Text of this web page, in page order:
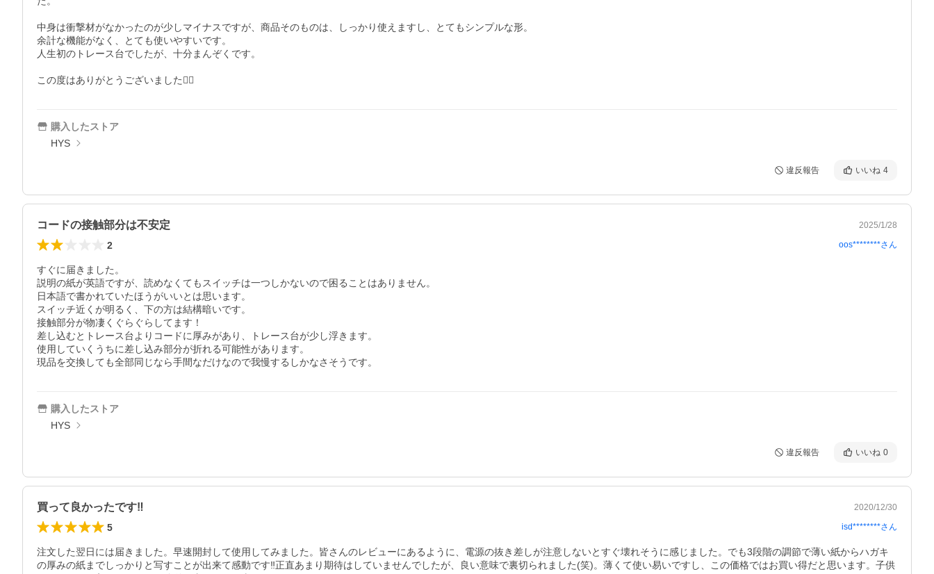
中身は衝撃材がなかったのが少しマイナスですが、商品そのものは、しっかり使えますし、とてもシンプルな形。
余計な機能がなく、とても使いやすいです。
人生初のトレース台でしたが、十分まんぞくです。
この度はありがとうございました🙇‍♀️
購入したストア
HYS
違反報告 いいね 4
コードの接触部分は不安定 2025/1/28
2 oos********さん
すぐに届きました。
説明の紙が英語ですが、読めなくてもスイッチは一つしかないので困ることはありません。
日本語で書かれていたほうがいいとは思います。
スイッチ近くが明るく、下の方は結構暗いです。
接触部分が物凄くぐらぐらしてます！
差し込むとトレース台よりコードに厚みがあり、トレース台が少し浮きます。
使用していくうちに差し込み部分が折れる可能性があります。
現品を交換しても全部同じなら手間なだけなので我慢するしかなさそうです。
購入したストア
HYS
違反報告 いいね 0
買って良かったです‼️ 2020/12/30
5 isd********さん
注文した翌日には届きました。早速開封して使用してみました。皆さんのレビューにあるように、電源の抜き差しが注意しないとすぐ壊れそうに感じました。でも3段階の調節で薄い紙からハガキ
の厚みの紙までしっかりと写すことが出来て感動です‼️正直あまり期待はしていませんでしたが、良い意味で裏切られました(笑)。薄くて使い易いですし、この価格ではお買い得だと思います。子供